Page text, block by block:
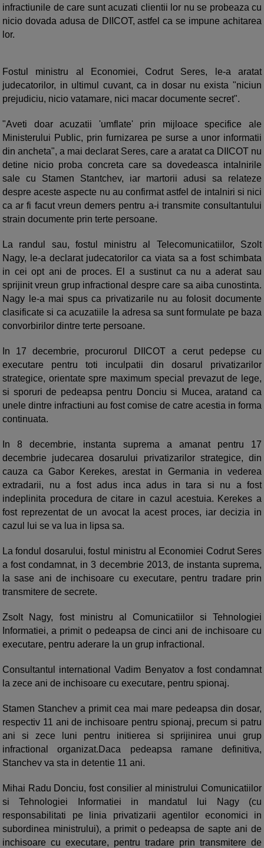
infractiunile de care sunt acuzati clientii lor nu se probeaza cu
nicio dovada adusa de DIICOT, astfel ca se impune achitarea
lor.
Fostul ministru al Economiei, Codrut Seres, le-a aratat
judecatorilor, in ultimul cuvant, ca in dosar nu exista "niciun
prejudiciu, nicio vatamare, nici macar documente secret".
"Aveti doar acuzatii 'umflate' prin mijloace specifice ale
Ministerului Public, prin furnizarea pe surse a unor informatii
din ancheta", a mai declarat Seres, care a aratat ca DIICOT nu
detine nicio proba concreta care sa dovedeasca intalnirile
sale cu Stamen Stantchev, iar martorii adusi sa relateze
despre aceste aspecte nu au confirmat astfel de intalniri si nici
ca ar fi facut vreun demers pentru a-i transmite consultantului
strain documente prin terte persoane.
La randul sau, fostul ministru al Telecomunicatiilor, Szolt
Nagy, le-a declarat judecatorilor ca viata sa a fost schimbata
in cei opt ani de proces. El a sustinut ca nu a aderat sau
sprijinit vreun grup infractional despre care sa aiba cunostinta.
Nagy le-a mai spus ca privatizarile nu au folosit documente
clasificate si ca acuzatiile la adresa sa sunt formulate pe baza
convorbirilor dintre terte persoane.
In 17 decembrie, procurorul DIICOT a cerut pedepse cu
executare pentru toti inculpatii din dosarul privatizarilor
strategice, orientate spre maximum special prevazut de lege,
si sporuri de pedeapsa pentru Donciu si Mucea, aratand ca
unele dintre infractiuni au fost comise de catre acestia in forma
continuata.
In 8 decembrie, instanta suprema a amanat pentru 17
decembrie judecarea dosarului privatizarilor strategice, din
cauza ca Gabor Kerekes, arestat in Germania in vederea
extradarii, nu a fost adus inca adus in tara si nu a fost
indeplinita procedura de citare in cazul acestuia. Kerekes a
fost reprezentat de un avocat la acest proces, iar decizia in
cazul lui se va lua in lipsa sa.
La fondul dosarului, fostul ministru al Economiei Codrut Seres
a fost condamnat, in 3 decembrie 2013, de instanta suprema,
la sase ani de inchisoare cu executare, pentru tradare prin
transmitere de secrete.
Zsolt Nagy, fost ministru al Comunicatiilor si Tehnologiei
Informatiei, a primit o pedeapsa de cinci ani de inchisoare cu
executare, pentru aderare la un grup infractional.
Consultantul international Vadim Benyatov a fost condamnat
la zece ani de inchisoare cu executare, pentru spionaj.
Stamen Stanchev a primit cea mai mare pedeapsa din dosar,
respectiv 11 ani de inchisoare pentru spionaj, precum si patru
ani si zece luni pentru initierea si sprijinirea unui grup
infractional organizat.Daca pedeapsa ramane definitiva,
Stanchev va sta in detentie 11 ani.
Mihai Radu Donciu, fost consilier al ministrului Comunicatiilor
si Tehnologiei Informatiei in mandatul lui Nagy (cu
responsabilitati pe linia privatizarii agentilor economici in
subordinea ministrului), a primit o pedeapsa de sapte ani de
inchisoare cu executare, pentru tradare prin transmitere de